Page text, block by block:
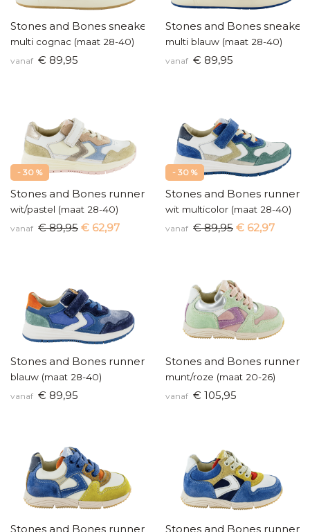
Stones and Bones sneakers
multi cognac (maat 28-40)
vanaf € 89,95
Stones and Bones sneakers
multi blauw (maat 28-40)
vanaf € 89,95
- 30 %
Stones and Bones runners
wit/pastel (maat 28-40)
vanaf € 89,95 € 62,97
- 30 %
Stones and Bones runners
wit multicolor (maat 28-40)
vanaf € 89,95 € 62,97
Stones and Bones runners
blauw (maat 28-40)
vanaf € 89,95
Stones and Bones runners
munt/roze (maat 20-26)
vanaf € 105,95
Stones and Bones runners Stones and Bones runners